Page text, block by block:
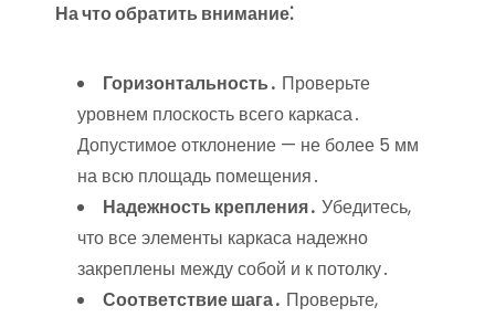
На что обратить внимание⁚
Горизонтальность․ Проверьте
уровнем плоскость всего каркаса․
Допустимое отклонение — не более 5 мм
на всю площадь помещения․
Надежность крепления․ Убедитесь,
что все элементы каркаса надежно
закреплены между собой и к потолку․
Соответствие шага․ Проверьте,